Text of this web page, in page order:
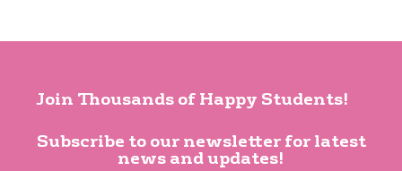
Join Thousands of Happy Students!
Subscribe to our newsletter for latest
news and updates!